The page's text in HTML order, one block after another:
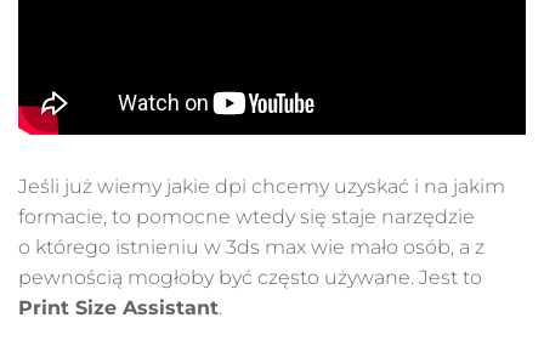
Jeśli już wiemy jakie dpi chcemy uzyskać i na jakim
formacie, to pomocne wtedy się staje narzędzie
o którego istnieniu w 3ds max wie mało osób, a z
pewnością mogłoby być często używane. Jest to
Print Size Assistant.